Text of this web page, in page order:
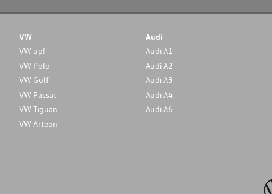
VW
VW up!
VW Polo
VW Golf
VW Passat
VW Tiguan
VW Arteon
Audi
Audi A1
Audi A2
Audi A3
Audi A4
Audi A6